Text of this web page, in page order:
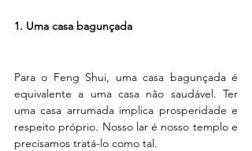
1. Uma casa bagunçada
Para o Feng Shui, uma casa bagunçada é
equivalente a uma casa não saudável. Ter
uma casa arrumada implica prosperidade e
respeito próprio. Nosso lar é nosso templo e
precisamos tratá-lo como tal.